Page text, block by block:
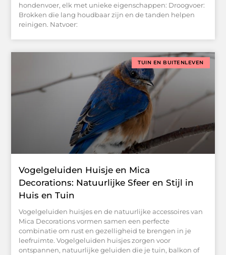
hondenvoer, elk met unieke eigenschappen: Droogvoer:
Brokken die lang houdbaar zijn en de tanden helpen
reinigen. Natvoer:
TUIN EN BUITENLEVEN
Vogelgeluiden Huisje en Mica
Decorations: Natuurlijke Sfeer en Stijl in
Huis en Tuin
Vogelgeluiden huisjes en de natuurlijke accessoires van
Mica Decorations vormen samen een perfecte
combinatie om rust en gezelligheid te brengen in je
leefruimte. Vogelgeluiden huisjes zorgen voor
ontspannen, natuurlijke geluiden die je tuin, balkon of